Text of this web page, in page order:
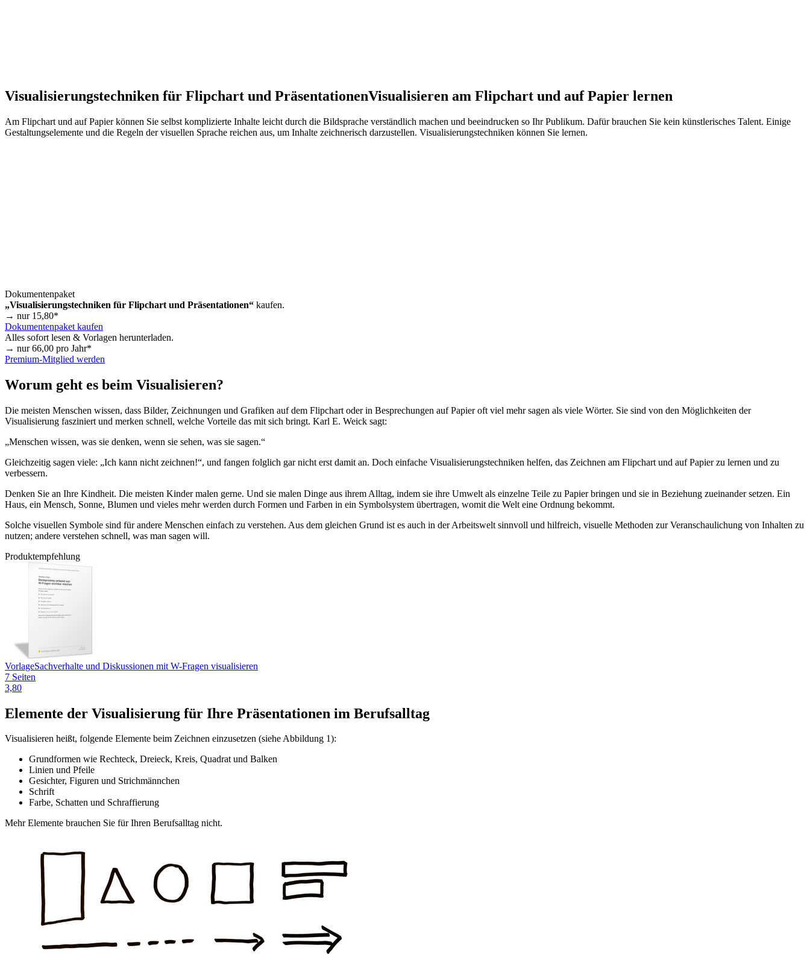
Visualisierungstechniken für Flipchart und PräsentationenVisualisieren am Flipchart und auf Papier lernen
Am Flipchart und auf Papier können Sie selbst komplizierte Inhalte leicht durch die Bildsprache verständlich machen und beeindrucken so Ihr Publikum. Dafür brauchen Sie kein künstlerisches Talent. Einige
Gestaltungselemente und die Regeln der visuellen Sprache reichen aus, um Inhalte zeichnerisch darzustellen. Visualisierungstechniken können Sie lernen.
Dokumentenpaket
„Visualisierungstechniken für Flipchart und Präsentationen“ kaufen.
→ nur 15,80*
Dokumentenpaket kaufen
Alles sofort lesen & Vorlagen herunterladen.
→ nur66,00 pro Jahr*
Premium-Mitglied werden
Worum geht es beim Visualisieren?
Die meisten Menschen wissen, dass Bilder, Zeichnungen und Grafiken auf dem Flipchart oder in Besprechungen auf Papier oft viel mehr sagen als viele Wörter. Sie sind von den Möglichkeiten der
Visualisierung fasziniert und merken schnell, welche Vorteile das mit sich bringt. Karl E. Weick sagt:
„Menschen wissen, was sie denken, wenn sie sehen, was sie sagen.“
Gleichzeitig sagen viele: „Ich kann nicht zeichnen!“, und fangen folglich gar nicht erst damit an. Doch einfache Visualisierungstechniken helfen, das Zeichnen am Flipchart und auf Papier zu lernen und zu
verbessern.
Denken Sie an Ihre Kindheit. Die meisten Kinder malen gerne. Und sie malen Dinge aus ihrem Alltag, indem sie ihre Umwelt als einzelne Teile zu Papier bringen und sie in Beziehung zueinander setzen. Ein
Haus, ein Mensch, Sonne, Blumen und vieles mehr werden durch Formen und Farben in ein Symbolsystem übertragen, womit die Welt eine Ordnung bekommt.
Solche visuellen Symbole sind für andere Menschen einfach zu verstehen. Aus dem gleichen Grund ist es auch in der Arbeitswelt sinnvoll und hilfreich, visuelle Methoden zur Veranschaulichung von Inhalten zu
nutzen; andere verstehen schnell, was man sagen will.
Produktempfehlung
VorlageSachverhalte und Diskussionen mit W-Fragen visualisieren
7 Seiten
3,80
Elemente der Visualisierung für Ihre Präsentationen im Berufsalltag
Visualisieren heißt, folgende Elemente beim Zeichnen einzusetzen (siehe Abbildung 1):
Grundformen wie Rechteck, Dreieck, Kreis, Quadrat und Balken
Linien und Pfeile
Gesichter, Figuren und Strichmännchen
Schrift
Farbe, Schatten und Schraffierung
Mehr Elemente brauchen Sie für Ihren Berufsalltag nicht.